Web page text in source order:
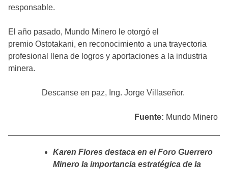
responsable.
El año pasado, Mundo Minero le otorgó el
premio Ostotakani, en reconocimiento a una trayectoria
profesional llena de logros y aportaciones a la industria
minera.
Descanse en paz, Ing. Jorge Villaseñor.
Fuente: Mundo Minero
Karen Flores destaca en el Foro Guerrero
Minero la importancia estratégica de la